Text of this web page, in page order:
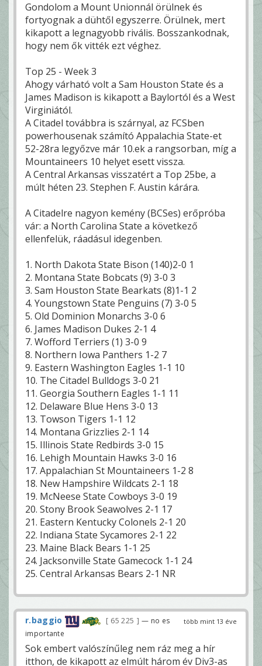
Gondolom a Mount Unionnál örülnek és
fortyognak a dühtől egyszerre. Örülnek, mert
kikapott a legnagyobb rivális. Bosszankodnak,
hogy nem ők vitték ezt véghez.
Top 25 - Week 3
Ahogy várható volt a Sam Houston State és a
James Madison is kikapott a Baylortól és a West
Virginiától.
A Citadel továbbra is szárnyal, az FCSben
powerhousenak számító Appalachia State-et
52-28ra legyőzve már 10.ek a rangsorban, míg a
Mountaineers 10 helyet esett vissza.
A Central Arkansas visszatért a Top 25be, a
múlt héten 23. Stephen F. Austin kárára.
A Citadelre nagyon kemény (BCSes) erőpróba
vár: a North Carolina State a következő
ellenfelük, ráadásul idegenben.
1. North Dakota State Bison (140)2-0 1
2. Montana State Bobcats (9) 3-0 3
3. Sam Houston State Bearkats (8)1-1 2
4. Youngstown State Penguins (7) 3-0 5
5. Old Dominion Monarchs 3-0 6
6. James Madison Dukes 2-1 4
7. Wofford Terriers (1) 3-0 9
8. Northern Iowa Panthers 1-2 7
9. Eastern Washington Eagles 1-1 10
10. The Citadel Bulldogs 3-0 21
11. Georgia Southern Eagles 1-1 11
12. Delaware Blue Hens 3-0 13
13. Towson Tigers 1-1 12
14. Montana Grizzlies 2-1 14
15. Illinois State Redbirds 3-0 15
16. Lehigh Mountain Hawks 3-0 16
17. Appalachian St Mountaineers 1-2 8
18. New Hampshire Wildcats 2-1 18
19. McNeese State Cowboys 3-0 19
20. Stony Brook Seawolves 2-1 17
21. Eastern Kentucky Colonels 2-1 20
22. Indiana State Sycamores 2-1 22
23. Maine Black Bears 1-1 25
24. Jacksonville State Gamecock 1-1 24
25. Central Arkansas Bears 2-1 NR
több mint 13 éve
r.baggio 65 225
— no es
importante
Sok embert valószínűleg nem ráz meg a hír
itthon, de kikapott az elmúlt három év Div3-as